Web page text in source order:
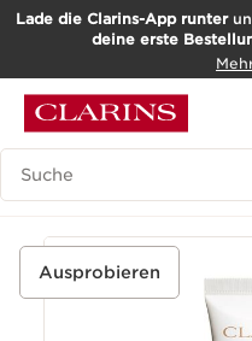
WEITER ZUM INHALT
Lade die Clarins-App runter
deine erste
Such-Historie
Ausprobieren